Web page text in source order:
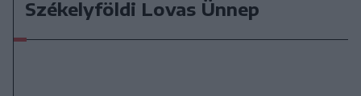
Székelyföldi Lovas Ünnep